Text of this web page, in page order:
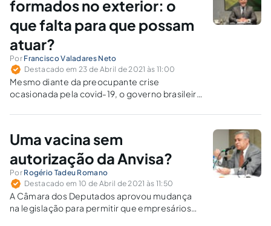
formados no exterior: o
que falta para que possam
atuar?
Por Francisco Valadares Neto
Destacado em 23 de Abril de 2021 às 11:00
Mesmo diante da preocupante crise
ocasionada pela covid-19, o governo brasileiro
diplomas de brasileiros graduados em
Uma vacina sem
autorização da Anvisa?
Por Rogério Tadeu Romano
Destacado em 10 de Abril de 2021 às 11:50
A Câmara dos Deputados aprovou mudança
na legislação para permitir que empresários